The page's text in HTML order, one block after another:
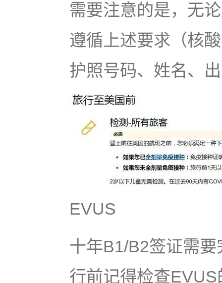
需要注意的是，无
遵循上述要求（核
护照号码、姓名、
EVUS
十年B1/B2签证需
行前记得检查EVUS